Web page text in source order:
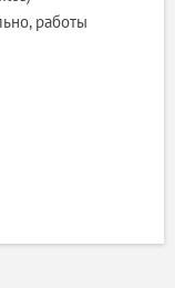
работы